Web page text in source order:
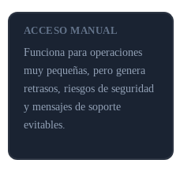
ACCESO MANUAL
Funciona para operaciones
muy pequeñas, pero genera
retrasos, riesgos de seguridad
y mensajes de soporte
evitables.